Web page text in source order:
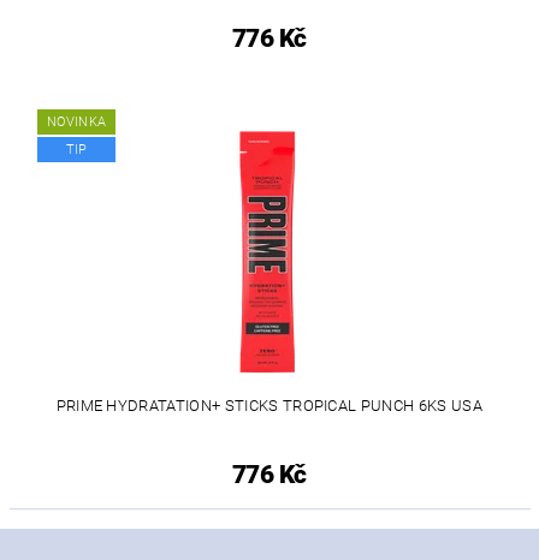
776 Kč
NOVINKA
TIP
PRIME HYDRATATION+ STICKS TROPICAL PUNCH 6KS USA
776 Kč